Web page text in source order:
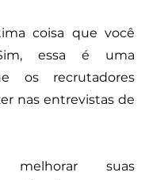
coisa que você
essa é uma
os recrutadores
nas entrevistas de
suas